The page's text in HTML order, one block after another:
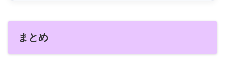
まとめ